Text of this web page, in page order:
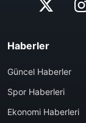
Haberler
Güncel Haberler
Spor Haberleri
Ekonomi Haberleri